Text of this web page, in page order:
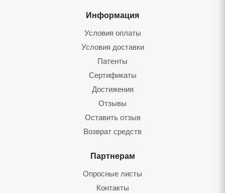
Информация
Условия оплаты
Условия доставки
Патенты
Сертификаты
Достижения
Отзывы
Оставить отзыв
Возврат средств
Партнерам
Опросные листы
Контакты